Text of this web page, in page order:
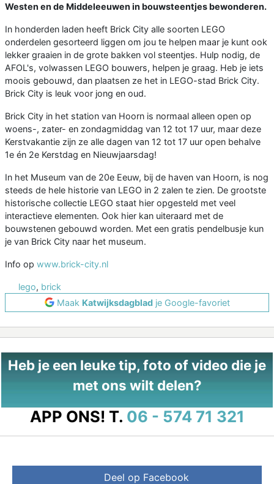
Westen en de Middeleeuwen in bouwsteentjes bewonderen.
In honderden laden heeft Brick City alle soorten LEGO
onderdelen gesorteerd liggen om jou te helpen maar je kunt ook
lekker graaien in de grote bakken vol steentjes. Hulp nodig, de
AFOL's, volwassen LEGO bouwers, helpen je graag. Heb je iets
moois gebouwd, dan plaatsen ze het in LEGO-stad Brick City.
Brick City is leuk voor jong en oud.
Brick City in het station van Hoorn is normaal alleen open op
woens-, zater- en zondagmiddag van 12 tot 17 uur, maar deze
Kerstvakantie zijn ze alle dagen van 12 tot 17 uur open behalve
1e én 2e Kerstdag en Nieuwjaarsdag!
In het Museum van de 20e Eeuw, bij de haven van Hoorn, is nog
steeds de hele historie van LEGO in 2 zalen te zien. De grootste
historische collectie LEGO staat hier opgesteld met veel
interactieve elementen. Ook hier kan uiteraard met de
bouwstenen gebouwd worden. Met een gratis pendelbusje kun
je van Brick City naar het museum.
Info op www.brick-city.nl
lego, brick
Maak Katwijksdagbladje Google-favoriet
Heb je een leuke tip, foto of video die je
met ons wilt delen?
APP ONS! T. 06 - 574 71 321
Deel op Facebook